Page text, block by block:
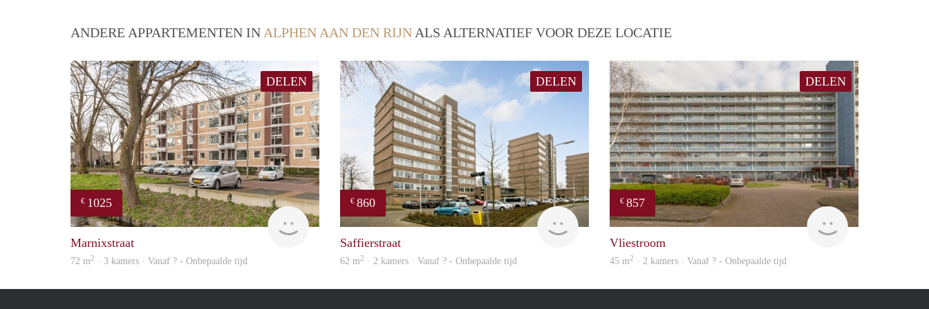
ANDERE APPARTEMENTEN IN ALPHEN AAN DEN RIJN ALS ALTERNATIEF VOOR DEZE LOCATIE
DELEN
€ 1025
Woning
Marnixstraat
72 m2 · 3 kamers · Vanaf ? - Onbepaalde tijd
DELEN
€ 860
Saffierstraat
62 m2 · 2 kamers · Vanaf ? - Onbepaalde tijd
DELEN
€ 857
finder
Vliestroom
45 m2 · 2 kamers · Vanaf ? - Onbepaalde tijd